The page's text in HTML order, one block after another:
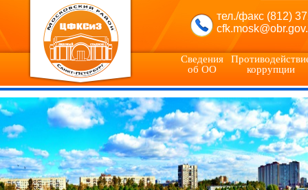
тел./факс (812)
Сведения
об ОО
коррупции